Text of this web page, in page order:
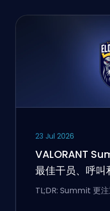
23 Jul 2026
VALORANT
最佳干员、呼叫
TL;DR: Summit 更